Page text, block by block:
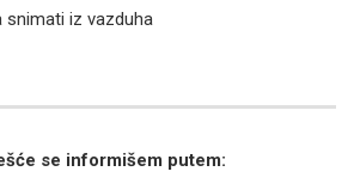
snimati iz vazduha
se informišem putem: